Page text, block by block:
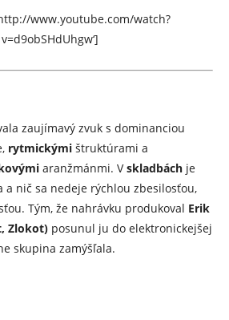
www.youtube.com/watch?
v=d9obSHdUhgw‘]
zaujímavý zvuk s dominanciou
rytmickými štruktúrami a
aranžmánmi. Vskladbách je
a nič sa nedeje rýchlou zbesilosťou,
Tým, že nahrávku produkoval Erik
Zlokot) posunul ju do elektronickejšej
skupina zamýšľala.